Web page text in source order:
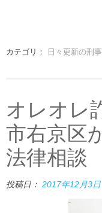
カテゴリ： 日々更新の刑
オレオレ
市右京区
法律相談
投稿日： 2017年12月3日